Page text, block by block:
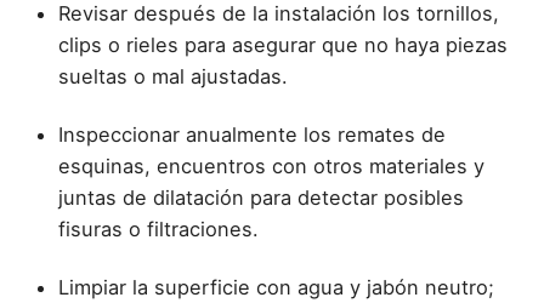
Revisar después de la instalación los tornillos,
clips o rieles para asegurar que no haya piezas
sueltas o mal ajustadas.
Inspeccionar anualmente los remates de
esquinas, encuentros con otros materiales y
juntas de dilatación para detectar posibles
fisuras o filtraciones.
Limpiar la superficie con agua y jabón neutro;